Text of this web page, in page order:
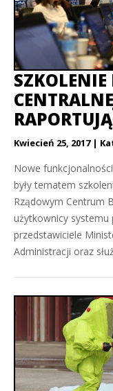
Kwiecień 25, 2017
Nowe
były tematem
Rządowym Centrum
użytkownicy
przedstawiciele
Administracji oraz